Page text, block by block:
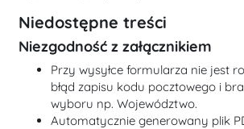
Niedostępne treści
Niezgodność z załącznikiem
Przy wysyłce formularza nie jest
błąd zapisu kodu pocztowego i
wyboru np. Województwo.
Automatycznie generowany plik